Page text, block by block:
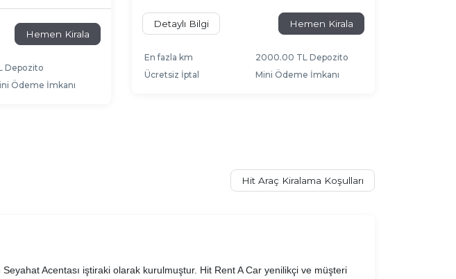
Hemen Kirala
Depozito
Ödeme İmkanı
Detaylı Bilgi Hemen Kirala
En fazla km
2000.00 TL Depozito
Ücretsiz İptal
Mini Ödeme İmkanı
Hit Araç Kiralama Koşulları
Acentası iştiraki olarak kurulmuştur. Hit Rent A Car yenilikçi ve müşteri